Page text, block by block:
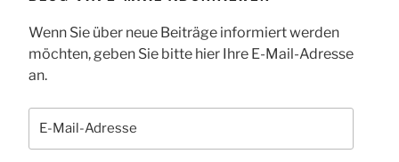
Wenn Sie über neue Beiträge informiert werden
möchten, geben Sie bitte hier Ihre E-Mail-Adresse
an.
Mail-